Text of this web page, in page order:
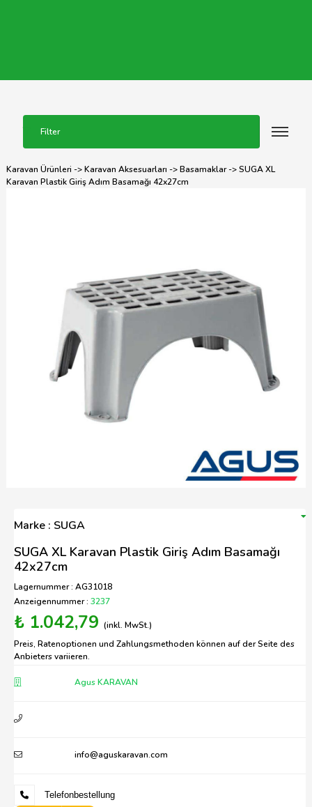
Filter
Karavan Ürünleri ->Karavan Aksesuarları ->Basamaklar-> SUGA XL
Karavan Plastik Giriş Adım Basamağı 42x27cm
Marke : SUGA
SUGA XL Karavan Plastik Giriş Adım Basamağı
42x27cm
Lagernummer : AG31018
Anzeigennummer : 3237
₺ 1.042,79 (inkl. MwSt.)
Preis, Ratenoptionen und Zahlungsmethoden können auf der Seite des
Anbieters variieren.
Agus KARAVAN
info@aguskaravan.com
Telefonbestellung